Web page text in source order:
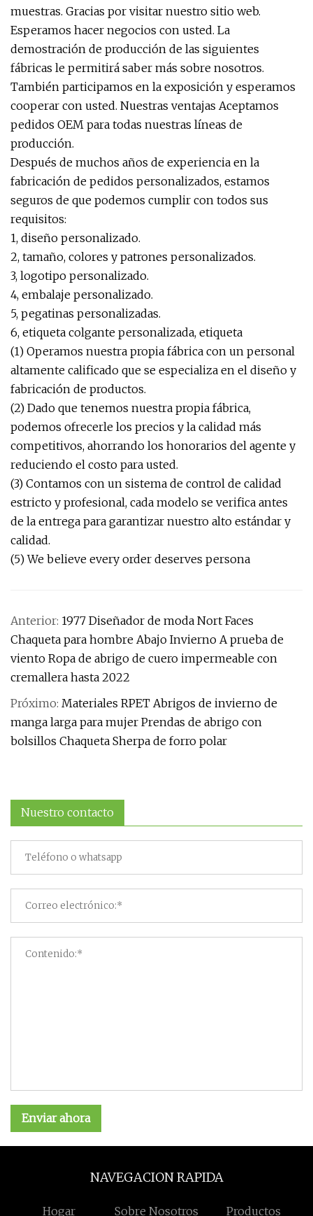
muestras. Gracias por visitar nuestro sitio web.
Esperamos hacer negocios con usted. La
demostración de producción de las siguientes
fábricas le permitirá saber más sobre nosotros.
También participamos en la exposición y esperamos
cooperar con usted. Nuestras ventajas Aceptamos
pedidos OEM para todas nuestras líneas de
producción.
Después de muchos años de experiencia en la
fabricación de pedidos personalizados, estamos
seguros de que podemos cumplir con todos sus
requisitos:
1, diseño personalizado.
2, tamaño, colores y patrones personalizados.
3, logotipo personalizado.
4, embalaje personalizado.
5, pegatinas personalizadas.
6, etiqueta colgante personalizada, etiqueta
(1) Operamos nuestra propia fábrica con un personal
altamente calificado que se especializa en el diseño y
fabricación de productos.
(2) Dado que tenemos nuestra propia fábrica,
podemos ofrecerle los precios y la calidad más
competitivos, ahorrando los honorarios del agente y
reduciendo el costo para usted.
(3) Contamos con un sistema de control de calidad
estricto y profesional, cada modelo se verifica antes
de la entrega para garantizar nuestro alto estándar y
calidad.
(5) We believe every order deserves persona
Anterior: 1977 Diseñador de moda Nort Faces
Chaqueta para hombre Abajo Invierno A prueba de
viento Ropa de abrigo de cuero impermeable con
cremallera hasta 2022
Próximo: Materiales RPET Abrigos de invierno de
manga larga para mujer Prendas de abrigo con
bolsillos Chaqueta Sherpa de forro polar
Nuestro contacto
Enviar ahora
NAVEGACION RAPIDA
Hogar Sobre Nosotros Productos